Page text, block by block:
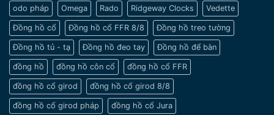
nam
cổ
tay
nhỏ
odo pháp Omega Rado Ridgeway Clocks Vedette
Đồng hồ cổ Đồng hồ cổ FFR 8/8 Đồng hồ treo tường
Đồng hồ tủ - tạ Đồng hồ đeo tay Đồng hồ để bàn
đồng hồ đồng hồ côn cổ đồng hồ cổ FFR
đồng hồ cổ girod đồng hồ cổ girod 8/8
đồng hồ cổ girod pháp đồng hồ cổ Jura